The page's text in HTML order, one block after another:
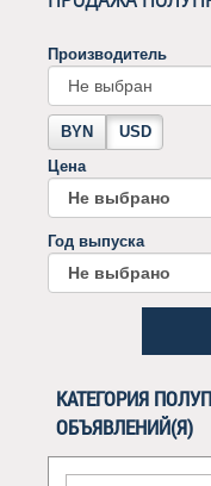
Производитель
BYN
USD
Цена
Год выпуска
КАТЕГОРИЯ
ОБЪЯВЛЕНИЙ(Я)